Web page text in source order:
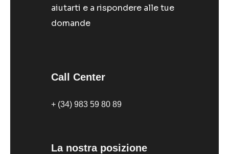
aiutarti e a rispondere alle tue
domande
Call Center
+ (34) 983 59 80 89
La nostra posizione